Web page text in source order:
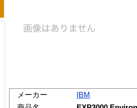
メーカー
IBM